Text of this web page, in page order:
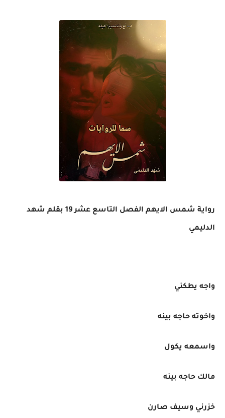
رواية شمس الايهم الفصل التاسع عشر 19 بقلم شهد
الدليمي
واجه يطكني
واخوته حاجه بينه
واسمعه يكول
مالك حاجه بينه
خزرني وسيف صارن